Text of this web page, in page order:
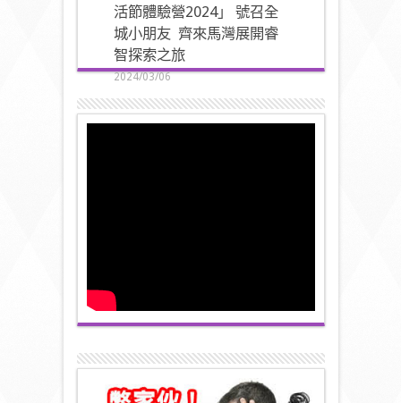
活節體驗營2024」 號召全
城小朋友 齊來馬灣展開睿
智探索之旅
2024/03/06